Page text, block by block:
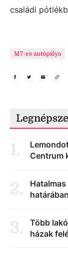
családi
M7-es autópálya
1.
Centrum
2.
3.
Több
házak